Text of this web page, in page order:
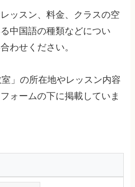
ッスン、料金、クラスの空
中国語の種類などについ
わせください。
」の所在地やレッスン内容
ォームの下に掲載していま